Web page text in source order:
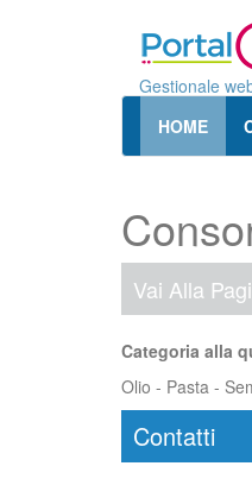
Gestionale
HOME
Vai Alla
Categoria alla
Olio - Pasta -
Contatti